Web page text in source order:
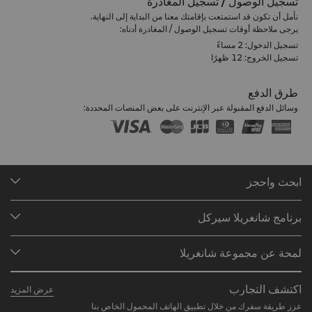
نأمل أن تكون قد استمتعت بإقامتك معنا من البداية إلى النهاية.
يرجى ملاحظة أوقات تسجيل الوصول / المغادرة أدناه:
تسجيل الدخول: 2 مساءً
تسجيل الخروج: 12 ظهرًا
طرق الدفع
وسائل الدفع المقبولة عبر الإنترنت على بعض المنصات المحددة:
ابحث واحجز
البحث عن الحجوزات
المطاعم والبارات
برنامج شانغريلا سيركل
انضم إلى برنامج شانغريلا سيركل
الأسئلة الشائعة
لمحة عن مجموعة شانغريلا
علاماتنا الفندقية
الوظائف
اكتشف التجارب
عرض المزيد
عزز طريقة سفرك من خلال تطبيق الهاتف المحمول الخاص بنا